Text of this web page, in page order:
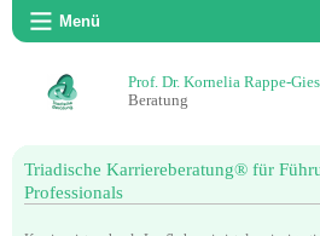
Menü
Prof. Dr. Kornelia Rappe-
Beratung
Triadische Karriereberatung® für
Professionals